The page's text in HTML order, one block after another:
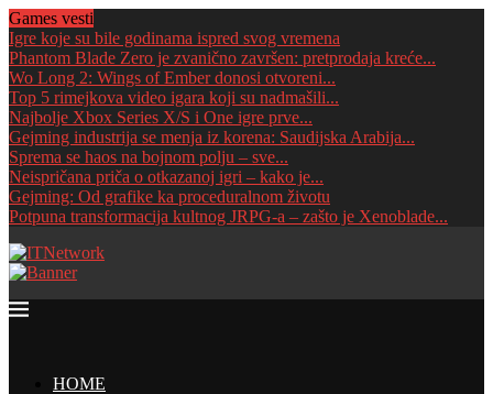
Games vesti
Igre koje su bile godinama ispred svog vremena
Phantom Blade Zero je zvanično završen: pretprodaja kreće...
Wo Long 2: Wings of Ember donosi otvoreni...
Top 5 rimejkova video igara koji su nadmašili...
Najbolje Xbox Series X/S i One igre prve...
Gejming industrija se menja iz korena: Saudijska Arabija...
Sprema se haos na bojnom polju – sve...
Neispričana priča o otkazanoj igri – kako je...
Gejming: Od grafike ka proceduralnom životu
Potpuna transformacija kultnog JRPG-a – zašto je Xenoblade...
HOME